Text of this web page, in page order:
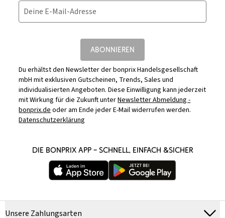
Deine E-Mail-Adresse
ABONNIEREN
Du erhältst den Newsletter der bonprix Handelsgesellschaft
mbH mit exklusiven Gutscheinen, Trends, Sales und
individualisierten Angeboten. Diese Einwilligung kann jederzeit
mit Wirkung für die Zukunft unterNewsletter Abmeldung -
bonprix.deoder am Ende jeder E-Mail widerrufen werden.
Datenschutzerklärung
DIE BONPRIX APP – SCHNELL, EINFACH &SICHER
Unsere Zahlungsarten